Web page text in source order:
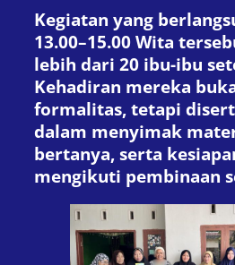
Kegiatan yang
13.00–15.00 Wita
lebih dari 20 ibu-ibu
Kehadiran mereka
formalitas, tetapi
dalam menyimak
bertanya, serta
mengikuti pembinaan